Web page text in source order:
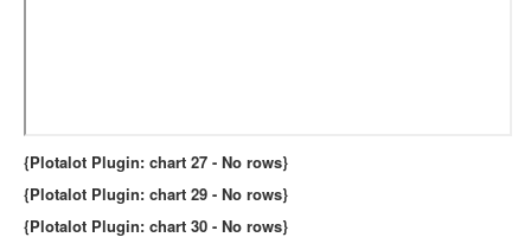
{Plotalot Plugin: chart 27 - No rows}
{Plotalot Plugin: chart 29 - No rows}
{Plotalot Plugin: chart 30 - No rows}